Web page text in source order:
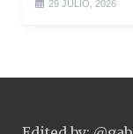
29 JULIO, 2026